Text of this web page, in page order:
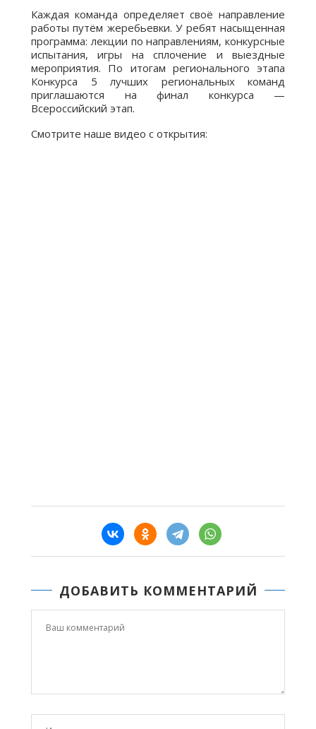
Каждая команда определяет своё направление
работы путём жеребьевки. У ребят насыщенная
программа: лекции по направлениям, конкурсные
испытания, игры на сплочение и выездные
мероприятия. По итогам регионального этапа
Конкурса 5 лучших региональных команд
приглашаются на финал конкурса —
Всероссийский этап.
Смотрите наше видео с открытия:
ДОБАВИТЬ КОММЕНТАРИЙ